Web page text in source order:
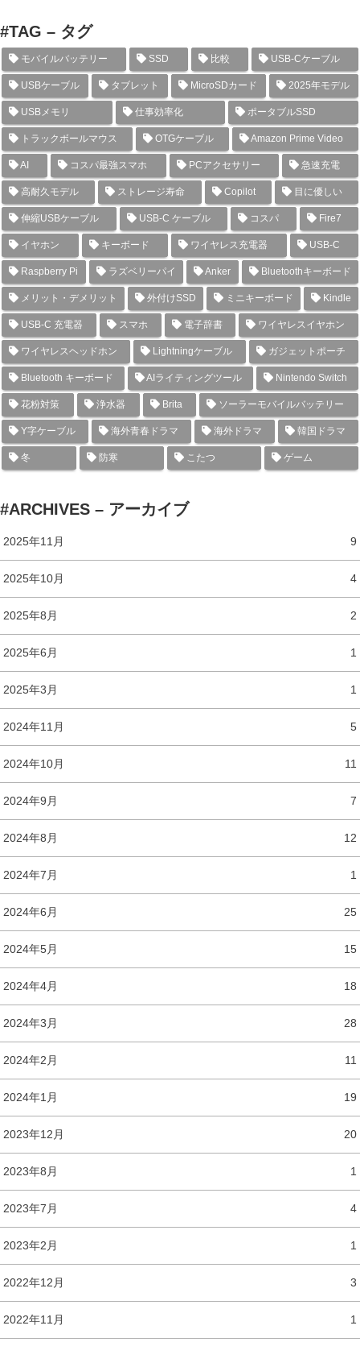
#TAG – タグ
モバイルバッテリー SSD 比較 USB-Cケーブル
USBケーブル タブレット MicroSDカード 2025年モデル
USBメモリ 仕事効率化 ポータブルSSD
トラックボールマウス OTGケーブル Amazon Prime Video
AI コスパ最強スマホ PCアクセサリー 急速充電
高耐久モデル ストレージ寿命 Copilot 目に優しい
伸縮USBケーブル USB-C ケーブル コスパ Fire7
イヤホン キーボード ワイヤレス充電器 USB-C
Raspberry Pi ラズベリーパイ Anker Bluetoothキーボード
メリット・デメリット 外付けSSD ミニキーボード Kindle
USB-C 充電器 スマホ 電子辞書 ワイヤレスイヤホン
ワイヤレスヘッドホン Lightningケーブル ガジェットポーチ
Bluetooth キーボード AIライティングツール Nintendo Switch
花粉対策 浄水器 Brita ソーラーモバイルバッテリー
Y字ケーブル 海外青春ドラマ 海外ドラマ 韓国ドラマ
冬 防寒 こたつ ゲーム
#ARCHIVES – アーカイブ
2025年11月 9
2025年10月 4
2025年8月 2
2025年6月 1
2025年3月 1
2024年11月 5
2024年10月 11
2024年9月 7
2024年8月 12
2024年7月 1
2024年6月 25
2024年5月 15
2024年4月 18
2024年3月 28
2024年2月 11
2024年1月 19
2023年12月 20
2023年8月 1
2023年7月 4
2023年2月 1
2022年12月 3
2022年11月 1